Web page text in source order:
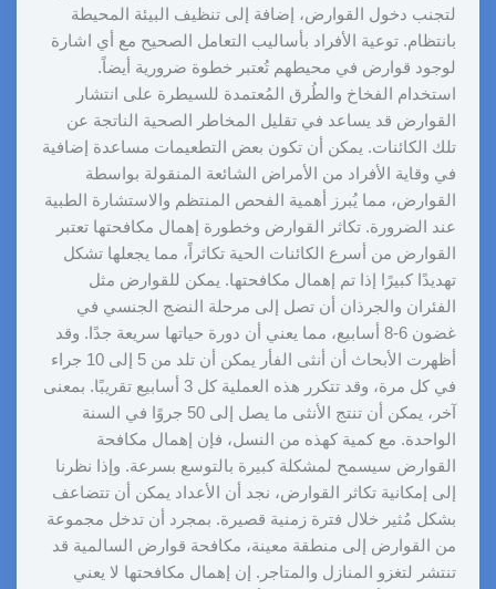
لتجنب دخول القوارض، إضافة إلى تنظيف البيئة المحيطة
بانتظام. توعية الأفراد بأساليب التعامل الصحيح مع أي اشارة
لوجود قوارض في محيطهم تُعتبر خطوة ضرورية أيضاً.
استخدام الفخاخ والطُرق المُعتمدة للسيطرة على انتشار
القوارض قد يساعد في تقليل المخاطر الصحية الناتجة عن
تلك الكائنات. يمكن أن تكون بعض التطعيمات مساعدة إضافية
في وقاية الأفراد من الأمراض الشائعة المنقولة بواسطة
القوارض، مما يُبرز أهمية الفحص المنتظم والاستشارة الطبية
عند الضرورة. تكاثر القوارض وخطورة إهمال مكافحتها تعتبر
القوارض من أسرع الكائنات الحية تكاثراً، مما يجعلها تشكل
تهديدًا كبيرًا إذا تم إهمال مكافحتها. يمكن للقوارض مثل
الفئران والجرذان أن تصل إلى مرحلة النضج الجنسي في
غضون 6-8 أسابيع، مما يعني أن دورة حياتها سريعة جدًا. وقد
أظهرت الأبحاث أن أنثى الفأر يمكن أن تلد من 5 إلى 10 جراء
في كل مرة، وقد تتكرر هذه العملية كل 3 أسابيع تقريبًا. بمعنى
آخر، يمكن أن تنتج الأنثى ما يصل إلى 50 جروًا في السنة
الواحدة. مع كمية كهذه من النسل، فإن إهمال مكافحة
القوارض سيسمح لمشكلة كبيرة بالتوسع بسرعة. وإذا نظرنا
إلى إمكانية تكاثر القوارض، نجد أن الأعداد يمكن أن تتضاعف
بشكل مُثير خلال فترة زمنية قصيرة. بمجرد أن تدخل مجموعة
من القوارض إلى منطقة معينة، مكافحة قوارض السالمية قد
تنتشر لتغزو المنازل والمتاجر. إن إهمال مكافحتها لا يعني